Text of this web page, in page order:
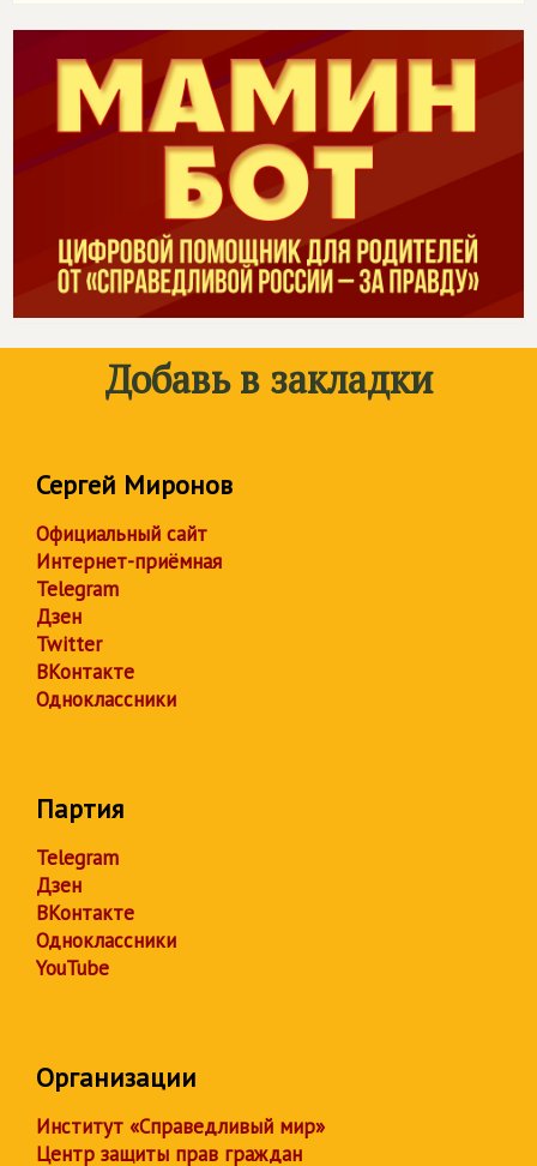
Добавь в закладки
Сергей Миронов
Официальный сайт
Интернет-приёмная
Telegram
Дзен
Twitter
ВКонтакте
Одноклассники
Партия
Telegram
Дзен
ВКонтакте
Одноклассники
YouTube
Организации
Институт «Справедливый мир»
Центр защиты прав граждан